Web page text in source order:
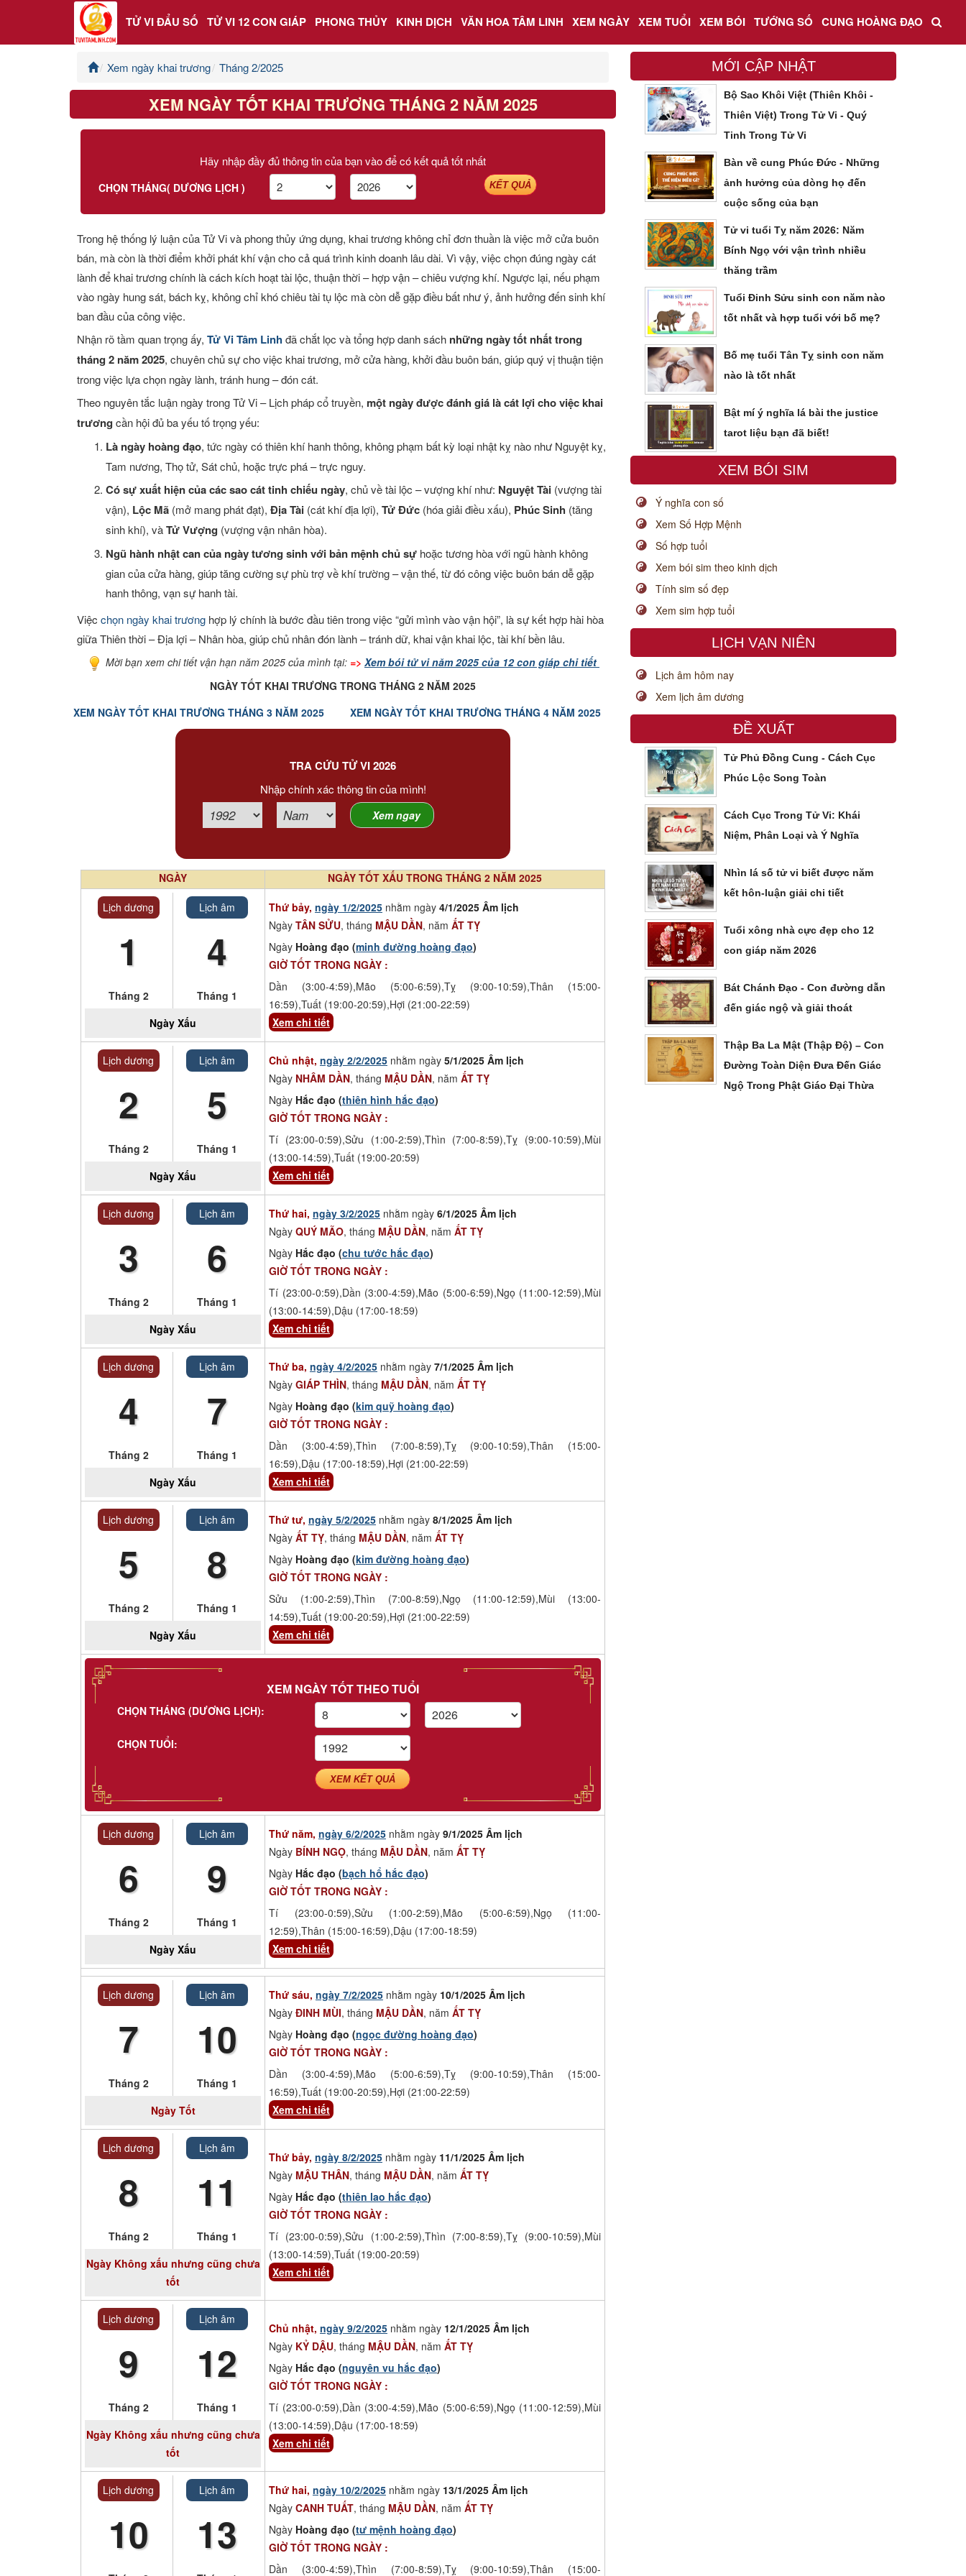
TỬ VI ĐẨU SỐ TỬ VI 12 CON GIÁP PHONG THỦY KINH DỊCH VĂN HOA TÂM LINH XEM NGÀY XEM TUỔI XEM BÓI TƯỚNG SỐ CUNG HOÀNG ĐẠO
Tử Vi Đẩu Số
Văn Hoa Tâm linh
Cung hoàng đạo
Xem ngày khai trương Tháng 2/2025
XEM NGÀY TỐT KHAI TRƯƠNG THÁNG 2 NĂM 2025
Hãy nhập đầy đủ thông tin của bạn vào để có kết quả tốt nhất
CHỌN THÁNG( DƯƠNG LỊCH ) KẾT QUẢ
Trong hệ thống lý luận của Tử Vi và phong thủy ứng dụng, khai trương không chỉ đơn thuần là việc mở cửa buôn
bán, mà còn là thời điểm khởi phát khí vận cho cả quá trình kinh doanh lâu dài. Vì vậy, việc chọn đúng ngày cát
lành để khai trương chính là cách kích hoạt tài lộc, thuận thời – hợp vận – chiêu vượng khí. Ngược lại, nếu phạm
vào ngày hung sát, bách kỵ, không chỉ khó chiêu tài tụ lộc mà còn dễ gặp điều bất như ý, ảnh hưởng đến sinh khí
ban đầu của công việc.
Nhận rõ tầm quan trọng ấy, Tử Vi Tâm Linhđã chắt lọc và tổng hợp danh sách những ngày tốt nhất trong
tháng 2 năm 2025, chuyên chủ sự cho việc khai trương, mở cửa hàng, khởi đầu buôn bán, giúp quý vị thuận tiện
trong việc lựa chọn ngày lành, tránh hung – đón cát.
Theo nguyên tắc luận ngày trong Tử Vi – Lịch pháp cổ truyền, một ngày được đánh giá là cát lợi cho việc khai
trương cần hội đủ ba yếu tố trọng yếu:
Là ngày hoàng đạo, tức ngày có thiên khí hanh thông, không phạm bất kỳ loại nhật kỵ nào như Nguyệt kỵ,
Tam nương, Thọ tử, Sát chủ, hoặc trực phá – trực nguy.
Có sự xuất hiện của các sao cát tinh chiếu ngày, chủ về tài lộc – vượng khí như: Nguyệt Tài (vượng tài
vận), Lộc Mã (mở mang phát đạt), Địa Tài (cát khí địa lợi), Tử Đức (hóa giải điều xấu), Phúc Sinh (tăng
sinh khí), vàTử Vượng (vượng vận nhân hòa).
Ngũ hành nhật can của ngày tương sinh với bản mệnh chủ sự hoặc tương hòa với ngũ hành không
gian của cửa hàng, giúp tăng cường sự phù trợ về khí trường – vận thế, từ đó công việc buôn bán dễ gặp
hanh thông, vạn sự hanh tài.
Việc chọn ngày khai trương hợp lý chính là bước đầu tiên trong việc “gửi mình vào vận hội”, là sự kết hợp hài hòa
giữa Thiên thời – Địa lợi – Nhân hòa, giúp chủ nhân đón lành – tránh dữ, khai vận khai lộc, tài khí bền lâu.
Mời bạn xem chi tiết vận hạn năm 2025 của mình tại: => Xem bói tử vi năm 2025 của 12 con giáp chi tiết
NGÀY TỐT KHAI TRƯƠNG TRONG THÁNG 2 NĂM 2025
XEM NGÀY TỐT KHAI TRƯƠNG THÁNG 3 NĂM 2025
XEM NGÀY TỐT KHAI TRƯƠNG THÁNG 4 NĂM 2025
TRA CỨU TỬ VI 2026
Nhập chính xác thông tin của mình!
NGÀY NGÀY TỐT XẤU TRONG THÁNG 2 NĂM 2025
Lịch dương
1
Tháng 2
Lịch âm
4
Tháng 1
Ngày Xấu
Thứ bảy, ngày 1/2/2025 nhằm ngày 4/1/2025 Âm lịch
Ngày TÂN SỬU, tháng MẬU DẦN, năm ẤT TỴ
Ngày Hoàng đạo (minh đường hoàng đạo)
GIỜ TỐT TRONG NGÀY :
Dần (3:00-4:59),Mão (5:00-6:59),Tỵ (9:00-10:59),Thân (15:00-
16:59),Tuất (19:00-20:59),Hợi (21:00-22:59)
Xem chi tiết
Lịch dương
2
Tháng 2
Lịch âm
5
Tháng 1
Ngày Xấu
Chủ nhật, ngày 2/2/2025 nhằm ngày 5/1/2025 Âm lịch
Ngày NHÂM DẦN, tháng MẬU DẦN, năm ẤT TỴ
Ngày Hắc đạo (thiên hình hắc đạo)
GIỜ TỐT TRONG NGÀY :
Tí (23:00-0:59),Sửu (1:00-2:59),Thìn (7:00-8:59),Tỵ (9:00-10:59),Mùi
(13:00-14:59),Tuất (19:00-20:59)
Xem chi tiết
Lịch dương
3
Tháng 2
Lịch âm
6
Tháng 1
Ngày Xấu
Thứ hai, ngày 3/2/2025 nhằm ngày 6/1/2025 Âm lịch
Ngày QUÝ MÃO, tháng MẬU DẦN, năm ẤT TỴ
Ngày Hắc đạo (chu tước hắc đạo)
GIỜ TỐT TRONG NGÀY :
Tí (23:00-0:59),Dần (3:00-4:59),Mão (5:00-6:59),Ngọ (11:00-12:59),Mùi
(13:00-14:59),Dậu (17:00-18:59)
Xem chi tiết
Lịch dương
4
Tháng 2
Lịch âm
7
Tháng 1
Ngày Xấu
Thứ ba, ngày 4/2/2025 nhằm ngày 7/1/2025 Âm lịch
Ngày GIÁP THÌN, tháng MẬU DẦN, năm ẤT TỴ
Ngày Hoàng đạo (kim quỹ hoàng đạo)
GIỜ TỐT TRONG NGÀY :
Dần (3:00-4:59),Thìn (7:00-8:59),Tỵ (9:00-10:59),Thân (15:00-
16:59),Dậu (17:00-18:59),Hợi (21:00-22:59)
Xem chi tiết
Lịch dương
5
Tháng 2
Lịch âm
8
Tháng 1
Ngày Xấu
Thứ tư, ngày 5/2/2025 nhằm ngày 8/1/2025 Âm lịch
Ngày ẤT TỴ, tháng MẬU DẦN, năm ẤT TỴ
Ngày Hoàng đạo (kim đường hoàng đạo)
GIỜ TỐT TRONG NGÀY :
Sửu (1:00-2:59),Thìn (7:00-8:59),Ngọ (11:00-12:59),Mùi (13:00-
14:59),Tuất (19:00-20:59),Hợi (21:00-22:59)
Xem chi tiết
XEM NGÀY TỐT THEO TUỔI
CHỌN THÁNG (DƯƠNG LỊCH):
CHỌN TUỔI:
XEM KẾT QUẢ
Lịch dương
6
Tháng 2
Lịch âm
9
Tháng 1
Ngày Xấu
Thứ năm, ngày 6/2/2025 nhằm ngày 9/1/2025 Âm lịch
Ngày BÍNH NGỌ, tháng MẬU DẦN, năm ẤT TỴ
Ngày Hắc đạo (bạch hổ hắc đạo)
GIỜ TỐT TRONG NGÀY :
Tí (23:00-0:59),Sửu (1:00-2:59),Mão (5:00-6:59),Ngọ (11:00-
12:59),Thân (15:00-16:59),Dậu (17:00-18:59)
Xem chi tiết
Lịch dương
7
Tháng 2
Lịch âm
10
Tháng 1
NgàyTốt
Thứ sáu, ngày 7/2/2025 nhằm ngày 10/1/2025 Âm lịch
Ngày ĐINH MÙI, tháng MẬU DẦN, năm ẤT TỴ
Ngày Hoàng đạo (ngọc đường hoàng đạo)
GIỜ TỐT TRONG NGÀY :
Dần (3:00-4:59),Mão (5:00-6:59),Tỵ (9:00-10:59),Thân (15:00-
16:59),Tuất (19:00-20:59),Hợi (21:00-22:59)
Xem chi tiết
Lịch dương
8
Tháng 2
Lịch âm
11
Tháng 1
NgàyKhông xấu nhưng cũng chưa
tốt
Thứ bảy, ngày 8/2/2025 nhằm ngày 11/1/2025 Âm lịch
Ngày MẬU THÂN, tháng MẬU DẦN, năm ẤT TỴ
Ngày Hắc đạo (thiên lao hắc đạo)
GIỜ TỐT TRONG NGÀY :
Tí (23:00-0:59),Sửu (1:00-2:59),Thìn (7:00-8:59),Tỵ (9:00-10:59),Mùi
(13:00-14:59),Tuất (19:00-20:59)
Xem chi tiết
Lịch dương
9
Tháng 2
Lịch âm
12
Tháng 1
NgàyKhông xấu nhưng cũng chưa
tốt
Chủ nhật, ngày 9/2/2025 nhằm ngày 12/1/2025 Âm lịch
Ngày KỶ DẬU, tháng MẬU DẦN, năm ẤT TỴ
Ngày Hắc đạo (nguyên vu hắc đạo)
GIỜ TỐT TRONG NGÀY :
Tí (23:00-0:59),Dần (3:00-4:59),Mão (5:00-6:59),Ngọ (11:00-12:59),Mùi
(13:00-14:59),Dậu (17:00-18:59)
Xem chi tiết
Lịch dương
10
Lịch âm
13
Thứ hai, ngày 10/2/2025 nhằm ngày 13/1/2025 Âm lịch
Ngày CANH TUẤT, tháng MẬU DẦN, năm ẤT TỴ
Ngày Hoàng đạo (tư mệnh hoàng đạo)
GIỜ TỐT TRONG NGÀY :
Dần (3:00-4:59),Thìn (7:00-8:59),Tỵ (9:00-10:59),Thân (15:00-
MỚI CẬP NHẬT
Bộ Sao Khôi Việt (Thiên Khôi -
Thiên Việt) Trong Tử Vi - Quý
Tinh Trong Tử Vi
Bàn về cung Phúc Đức - Những
ảnh hưởng của dòng họ đến
cuộc sống của bạn
Tử vi tuổi Tỵ năm 2026: Năm
Bính Ngọ với vận trình nhiều
thăng trầm
Tuổi Đinh Sửu sinh con năm nào
tốt nhất và hợp tuổi với bố mẹ?
Bố mẹ tuổi Tân Tỵ sinh con năm
nào là tốt nhất
Bật mí ý nghĩa lá bài the justice
tarot liệu bạn đã biết!
XEM BÓI SIM
Ý nghĩa con số
Xem Số Hợp Mệnh
Số hợp tuổi
Xem bói sim theo kinh dịch
Tính sim số đẹp
Xem sim hợp tuổi
LỊCH VẠN NIÊN
Lịch âm hôm nay
Xem lịch âm dương
ĐỀ XUẤT
Tử Phủ Đồng Cung - Cách Cục
Phúc Lộc Song Toàn
Cách Cục Trong Tử Vi: Khái
Niệm, Phân Loại và Ý Nghĩa
Nhìn lá số tử vi biết được năm
kết hôn-luận giải chi tiết
Tuổi xông nhà cực đẹp cho 12
con giáp năm 2026
Bát Chánh Đạo - Con đường dẫn
đến giác ngộ và giải thoát
Thập Ba La Mật (Thập Độ) – Con
Đường Toàn Diện Đưa Đến Giác
Ngộ Trong Phật Giáo Đại Thừa